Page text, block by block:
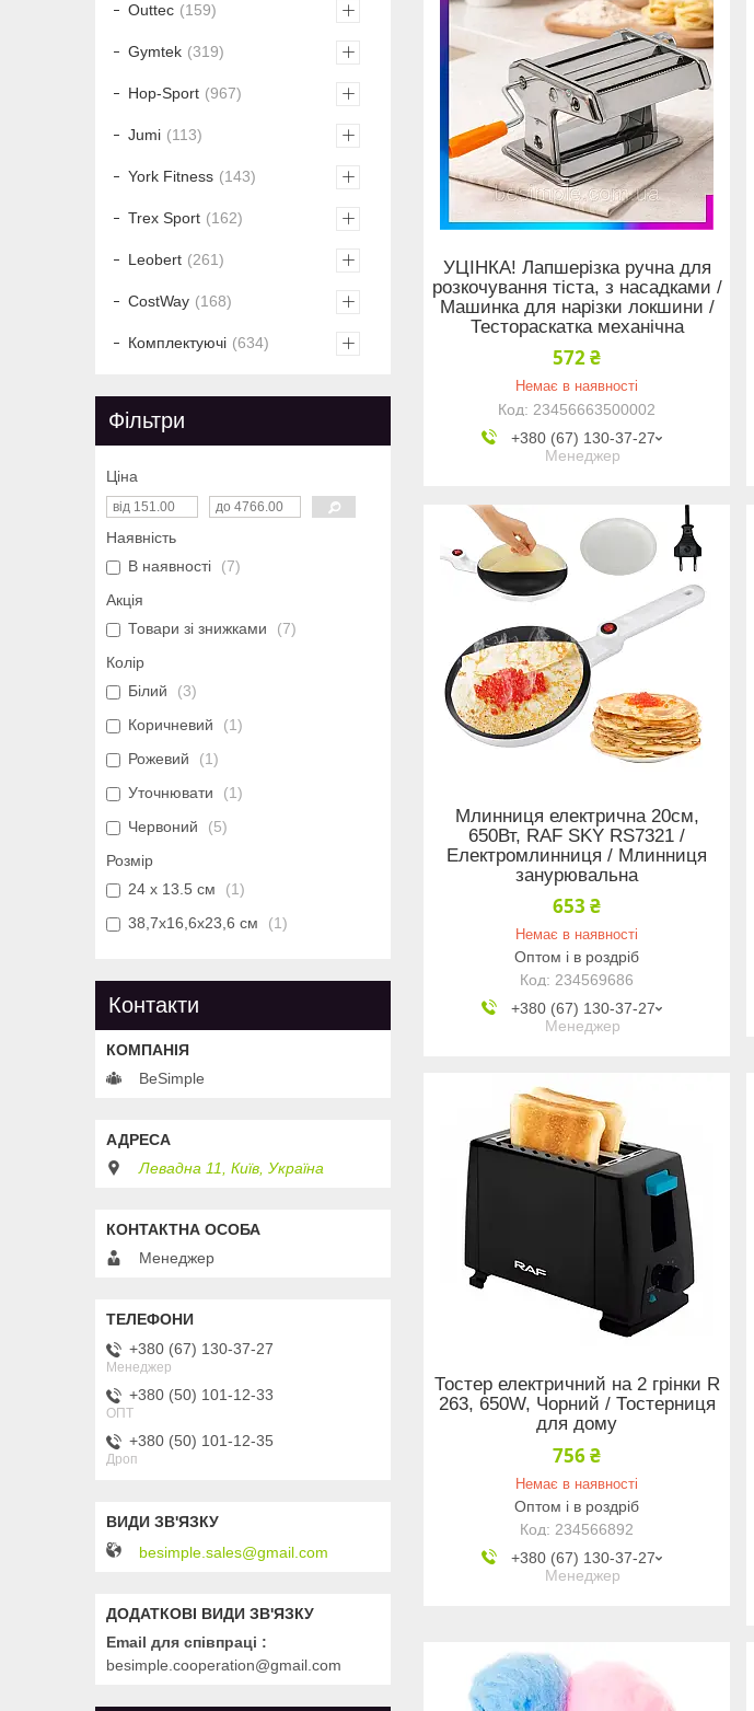
УЦІНКА! Лапшерізка ручна для
розкочування тіста, з насадками /
Машинка для нарізки локшини /
Тестораскатка механічна
572 ₴
Немає в наявності
23456663500002
+380 (67) 130-37-27
Менеджер
Млинниця електрична 20см,
650Вт, RAF SKY RS7321 /
Електромлинниця / Млинниця
занурювальна
653 ₴
Немає в наявності
Оптом і в роздріб
234569686
+380 (67) 130-37-27
Менеджер
Тостер електричний на 2 грінки R
263, 650W, Чорний / Тостерниця
для дому
756 ₴
Немає в наявності
Оптом і в роздріб
234566892
+380 (67) 130-37-27
Менеджер
Outtec 159
Gymtek 319
Hop-Sport 967
Jumi 113
York Fitness 143
Trex Sport 162
Leobert 261
CostWay 168
Комплектуючі 634
Фільтри
Ціна
Наявність
В наявності
7
Акція
Товари зі знижками
7
Колір
Білий
3
Коричневий
1
Рожевий
1
Уточнювати
1
Червоний
5
Розмір
24 х 13.5 см
1
38,7х16,6х23,6 см
1
Контакти
BeSimple
Левадна 11, Київ, Україна
Менеджер
+380 (67) 130-37-27
Менеджер
+380 (50) 101-12-33
ОПТ
+380 (50) 101-12-35
Дроп
besimple.sales@gmail.com
Email для співпраці
besimple.cooperation@gmail.com